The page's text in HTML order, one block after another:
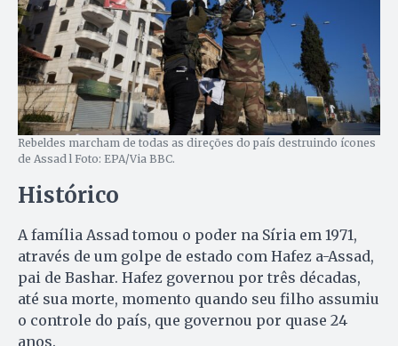
Rebeldes marcham de todas as direções do país destruindo ícones
de Assad l Foto: EPA/Via BBC.
Histórico
A família Assad tomou o poder na Síria em 1971,
através de um golpe de estado com Hafez a-Assad,
pai de Bashar. Hafez governou por três décadas,
até sua morte, momento quando seu filho assumiu
o controle do país, que governou por quase 24
anos.